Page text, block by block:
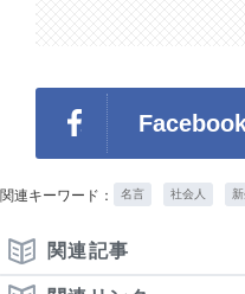
関連キーワード： 名言 社会人
関連記事